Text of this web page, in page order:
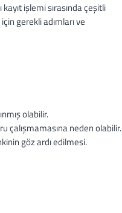
işlemi sırasında çeşitli
gerekli adımları ve
olabilir.
çalışmamasına neden olabilir.
göz ardı edilmesi.